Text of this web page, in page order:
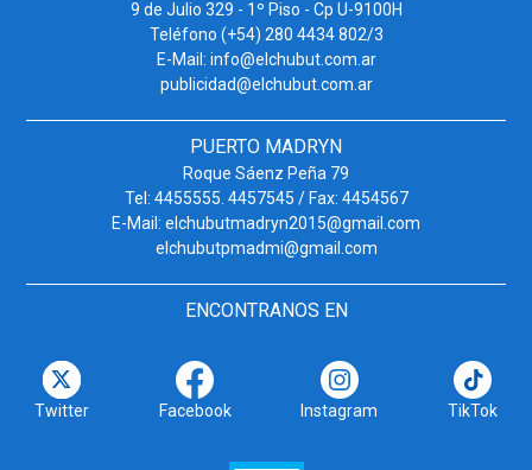
9 de Julio 329 - 1º Piso - Cp U-9100H
Teléfono (+54) 280 4434 802/3
E-Mail: info@elchubut.com.ar
publicidad@elchubut.com.ar
PUERTO MADRYN
Roque Sáenz Peña 79
Tel: 4455555. 4457545 / Fax: 4454567
E-Mail: elchubutmadryn2015@gmail.com
elchubutpmadmi@gmail.com
ENCONTRANOS EN
Twitter Facebook Instagram TikTok